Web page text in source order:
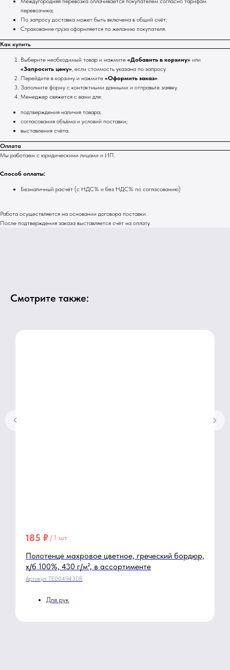
перевозчика;
По запросу доставка может быть включена в общий счёт;
Страхование груза оформляется по желанию покупателя.
Как купить
Выберите необходимый товар и нажмите «Добавить в корзину» или
«Запросить цену», если стоимость указана по запросу.
Перейдите в корзину и нажмите «Оформить заказ».
Заполните форму с контактными данными и отправьте заявку.
Менеджер свяжется с вами для:
подтверждения наличия товара;
согласования объёма и условий поставки;
выставления счёта.
Оплата
Мы работаем с юридическими лицами и ИП.
Способ оплаты:
Безналичный расчёт (с НДС% и без НДС% по согласованию)
Работа осуществляется на основании договора поставки.
После подтверждения заказа выставляется счёт на оплату.
Смотрите также:
Полотенце махровое цветное, греческий бордюр,
х/б 100%, 430 г/м², в ассортименте
Артикул: TE0049430R
Для рук
185 ₽ /1 шт